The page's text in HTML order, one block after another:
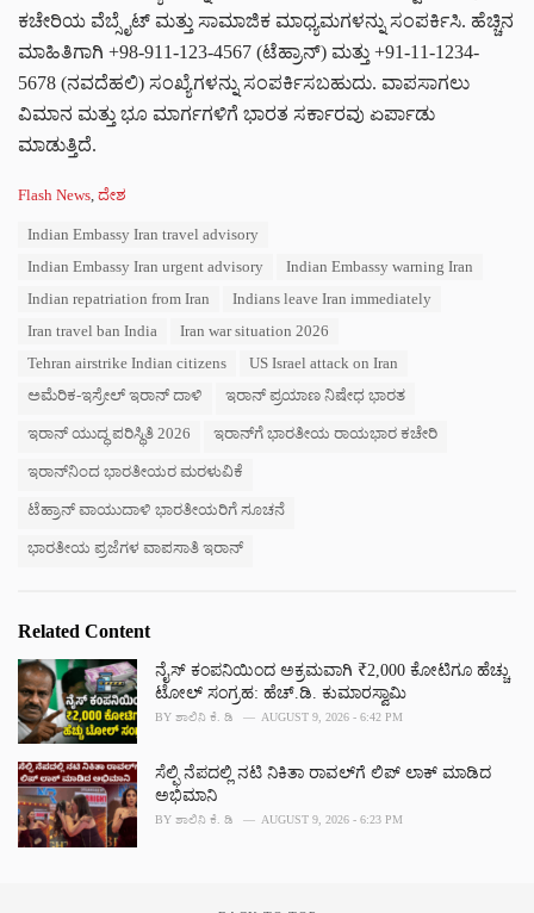
ಕಚೇರಿಯ ವೆಬ್ಸೈಟ್ ಮತ್ತು ಸಾಮಾಜಿಕ ಮಾಧ್ಯಮಗಳನ್ನು ಸಂಪರ್ಕಿಸಿ. ಹೆಚ್ಚಿನ
ಮಾಹಿತಿಗಾಗಿ +98-911-123-4567 (ಟೆಹ್ರಾನ್) ಮತ್ತು +91-11-1234-
5678 (ನವದೆಹಲಿ) ಸಂಖ್ಯೆಗಳನ್ನು ಸಂಪರ್ಕಿಸಬಹುದು. ವಾಪಸಾಗಲು
ವಿಮಾನ ಮತ್ತು ಭೂ ಮಾರ್ಗಗಳಿಗೆ ಭಾರತ ಸರ್ಕಾರವು ಏರ್ಪಾಡು
ಮಾಡುತ್ತಿದೆ.
C
Flash News ದೇಶ
Indian Embassy Iran travel advisory
Indian Embassy Iran urgent advisory
Indian Embassy warning Iran
Indian repatriation from Iran
Indians leave Iran immediately
Iran travel ban India
Iran war situation 2026
Tehran airstrike Indian citizens
US Israel attack on Iran
ಅಮೆರಿಕ-ಇಸ್ರೇಲ್ ಇರಾನ್ ದಾಳಿ
ಇರಾನ್ ಪ್ರಯಾಣ ನಿಷೇಧ ಭಾರತ
ಇರಾನ್ ಯುದ್ಧ ಪರಿಸ್ಥಿತಿ 2026 ಇರಾನ್‌ಗೆ ಭಾರತೀಯ ರಾಯಭಾರ ಕಚೇರಿ
ಇರಾನ್‌ನಿಂದ ಭಾರತೀಯರ ಮರಳುವಿಕೆ
ಟೆಹ್ರಾನ್ ವಾಯುದಾಳಿ ಭಾರತೀಯರಿಗೆ ಸೂಚನೆ
ಭಾರತೀಯ ಪ್ರಜೆಗಳ ವಾಪಸಾತಿ ಇರಾನ್
Related Content
ನೈಸ್ ಕಂಪನಿಯಿಂದ ಅಕ್ರಮವಾಗಿ ₹2,000 ಕೋಟಿಗೂ ಹೆಚ್ಚು
ಟೋಲ್ ಸಂಗ್ರಹ: ಹೆಚ್.ಡಿ. ಕುಮಾರಸ್ವಾಮಿ
BY ಶಾಲಿನಿ ಕೆ. ಡಿ AUGUST 9, 2026 - 6:42 PM
ಸೆಲ್ಫಿ ನೆಪದಲ್ಲಿ ನಟಿ ನಿಕಿತಾ ರಾವಲ್‌‌ಗೆ ಲಿಪ್ ಲಾಕ್ ಮಾಡಿದ
ಅಭಿಮಾನಿ
BY ಶಾಲಿನಿ ಕೆ. ಡಿ AUGUST 9, 2026 - 6:23 PM